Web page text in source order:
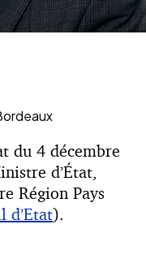
du 4 décembre
d’État,
Région Pays
d’Etat).